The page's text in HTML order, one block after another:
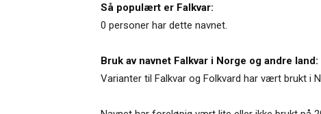
Så populært er Falkvar:
0 personer har dette navnet.
Bruk av navnet Falkvar i Norge og andre land:
Varianter til Falkvar og Folkvard har vært brukt i